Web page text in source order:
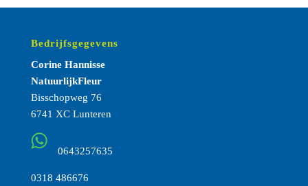
Bedrijfsgegevens
Corine Hannisse
NatuurlijkFleur
Bisschopweg 76
6741 XC Lunteren
0643257635
0318 486676